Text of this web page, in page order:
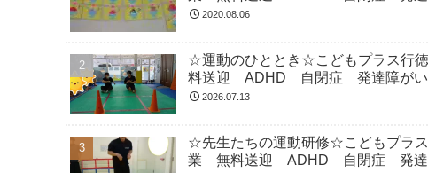
2020.08.06
☆運動のひととき☆こどもプラス行
料送迎 ADHD 自閉症 発達障が
2026.07.13
☆先生たちの運動研修☆こどもプラ
業 無料送迎 ADHD 自閉症 発